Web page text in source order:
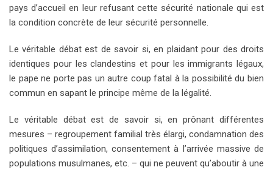
pays d’accueil en leur refusant cette sécurité nationale qui est
la condition concrète de leur sécurité personnelle.
Le véritable débat est de savoir si, en plaidant pour des droits
identiques pour les clandestins et pour les immigrants légaux,
le pape ne porte pas un autre coup fatal à la possibilité du bien
commun en sapant le principe même de la légalité.
Le véritable débat est de savoir si, en prônant différentes
mesures – regroupement familial très élargi, condamnation des
politiques d’assimilation, consentement à l’arrivée massive de
populations musulmanes, etc. – qui ne peuvent qu’aboutir à une